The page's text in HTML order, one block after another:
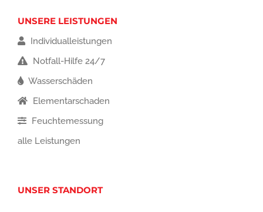
UNSERE LEISTUNGEN
Individualleistungen
Notfall-Hilfe 24/7
Wasserschäden
Elementarschaden
Feuchtemessung
alle Leistungen
UNSER STANDORT